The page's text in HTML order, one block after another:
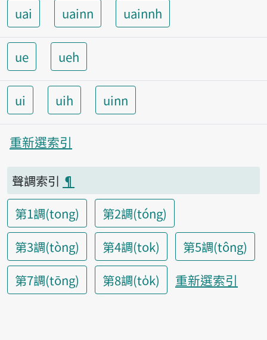
uai uainn uainnh
ue ueh
ui uih uinn
重新選索引
聲調索引 ¶
第1調(tong)
第2調(tóng)
第3調(tòng)
第4調(tok)
第5調(tông)
第7調(tōng)
第8調(to̍k) 重新選索引